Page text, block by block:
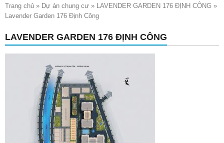
Trang chủ » Dự án chung cư » LAVENDER GARDEN 176 ĐỊNH CÔNG »
Lavender Garden 176 Định Công
LAVENDER GARDEN 176 ĐỊNH CÔNG